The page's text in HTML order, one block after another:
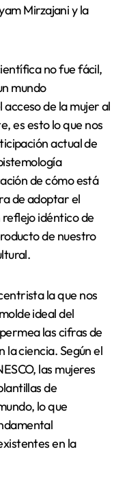
Mirzajani y la
no fue fácil,
mundo
de la mujer al
es esto lo que nos
actual de
de cómo está
de adoptar el
idéntico de
de nuestro
la que nos
ideal del
las cifras de
la ciencia. Según el
las mujeres
de
lo que
en la